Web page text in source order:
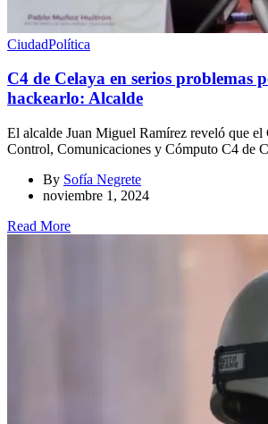
CiudadPolítica
C4 de Celaya en serios problemas
hackearlo: Alcalde
El alcalde Juan Miguel Ramírez reveló que el
Control, Comunicaciones y Cómputo C4 de
By Sofía Negrete
noviembre 1, 2024
Read More